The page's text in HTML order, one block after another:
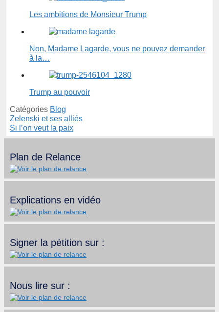
Les ambitions de Monsieur Trump
Non, Madame Lagarde, vous ne pouvez demander
à la…
Trump au pouvoir
Catégories Blog
Zelenski et ses alliés
Si l’on veut la paix
Plan de Relance
Explications en vidéo
Signer la pétition sur :
Nous lire sur :